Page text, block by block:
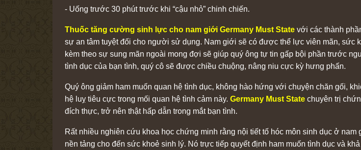
- Uống trước 30 phút trước khi “cậu nhỏ” chinh chiến.
Thuốc tăng cường sinh lực cho nam giới Germany Must State với các thành
sự an tâm tuyệt đối cho người sử dụng. Nam giới sẽ có được thể lực viên mãn, sức
kèm theo sự sung mãn ngoài mong đợi sẽ giúp quý ông tự tin gấp bội phần trước
tình dục của bạn tình, quý cô sẽ được chiều chuộng, nâng niu cực kỳ hưng phấn.
Quý ông giảm ham muốn quan hệ tình dục, không hào hứng với chuyện chăn gối,
hệ luỵ tiêu cực trong mối quan hệ tình cảm này. Germany Must State chuyên trị
đích thực, trở nên thật hấp dẫn trong mắt bạn tình.
Rất nhiều nghiên cứu khoa học chứng minh rằng nội tiết tố hóc môn sinh dục ở
nền tảng cho đến sức khoẻ sinh lý. Nó trực tiếp quyết định ham muốn tình dục và